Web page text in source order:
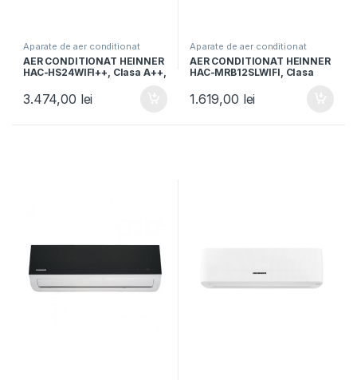
Aparate de aer conditionat
AER CONDITIONAT HEINNER
HAC-HS24WIFI++, Clasa A++,
Control WIFI, Functie iFeel,
Functie Quiet, Timer, Auto-
3.474,00 lei
Aparate de aer conditionat
AER CONDITIONAT HEINNER
HAC-MRB12SLWIFI, Clasa
FI, Functie incalzire, Filtru cu
densitate ridicata, Follow
1.619,00 lei